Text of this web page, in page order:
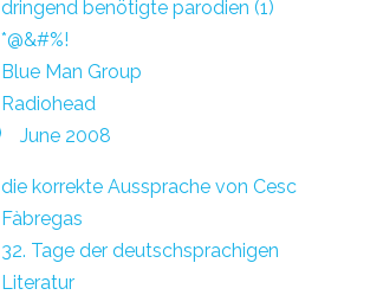
dringend benötigte parodien (1)
*@&#%!
Blue Man Group
Radiohead
June 2008
die korrekte Aussprache von Cesc
Fàbregas
32. Tage der deutschsprachigen
Literatur